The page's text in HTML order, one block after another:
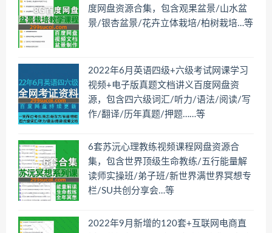
度网盘资源合集，包含观果盆景/山水盆
景/银杏盆景/花卉立体栽培/柏树栽培…等
2022年6月英语四级+六级考试网课学习
视频+电子版真题文档讲义百度网盘资
源，包含四六级词汇/听力/语法/阅读/写
作/翻译/历年真题/押题……等
6套苏沅心理教练视频课程网盘资源合
集，包含世界顶级生命教练/五行能量解
读师实操班/弟子班/新世界满世界冥想专
栏/SU共创分享会…等
2022年9月新增的120套+互联网电商直